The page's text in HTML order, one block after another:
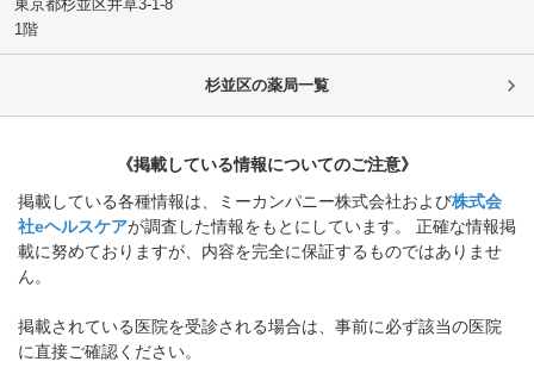
東京都杉並区井草3-1-8
1階
杉並区の薬局一覧
《掲載している情報についてのご注意》
掲載している各種情報は、ミーカンパニー株式会社および株式会
社eヘルスケアが調査した情報をもとにしています。 正確な情報掲
載に努めておりますが、内容を完全に保証するものではありませ
ん。
掲載されている医院を受診される場合は、事前に必ず該当の医院
に直接ご確認ください。